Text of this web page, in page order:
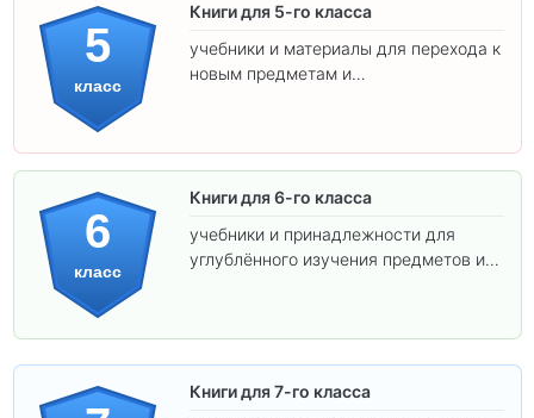
5
класс
Книги для 5-го класса
учебники и материалы для перехода к
новым предметам и
6
класс
Книги для 6-го класса
учебники и принадлежности для
углублённого изучения предметов и
Книги для 7-го класса